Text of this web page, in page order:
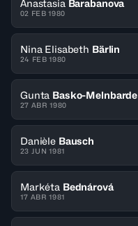
Anastasia Barabanova
02 FEB 1980
Nina Elisabeth Bärlin
24 FEB 1980
Gunta Basko-Melnbarde
27 ABR 1980
Danièle Bausch
23 JUN 1981
Markéta Bednárová
17 ABR 1981